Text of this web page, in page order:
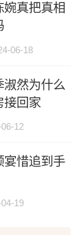
婉真把真相
06-18
淑然为什么
接回家
12
宴惜追到手
19